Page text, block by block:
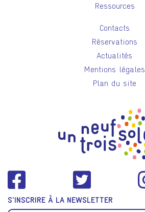
Ressources
Contacts
Réservations
Actualités
Mentions légales
Plan du site
S'INSCRIRE À LA NEWSLETTER